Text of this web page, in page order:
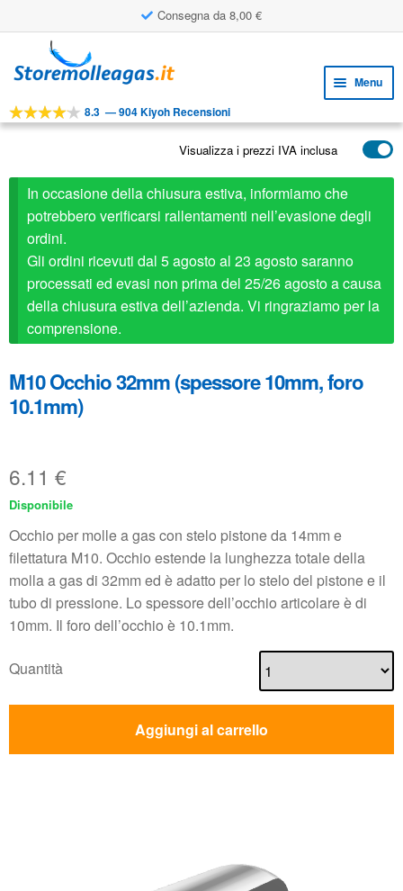
Consegna da 8,00 €
alla
al
Menu
STRUMENTI
il
menu
child
child
APPLICAZIONI
SERVIZIO CLIENTI
child
FAQ
8.3 —904 Kiyoh Recensioni
Visualizza i prezzi IVA inclusa
In occasione della chiusura estiva, informiamo che
potrebbero verificarsi rallentamenti nell’evasione degli
ordini.
Gli ordini ricevuti dal 5 agosto al 23 agosto saranno
processati ed evasi non prima del 25/26 agosto a causa
della chiusura estiva dell’azienda. Vi ringraziamo per la
comprensione.
M10 Occhio 32mm (spessore 10mm, foro
10.1mm)
6.11 €
Disponibile
Occhio per molle a gas con stelo pistone da 14mm e
filettatura M10. Occhio estende la lunghezza totale della
molla a gas di 32mm ed è adatto per lo stelo del pistone e il
tubo di pressione. Lo spessore dell’occhio articolare è di
10mm. Il foro dell’occhio è 10.1mm.
Quantità
Aggiungi al carrello